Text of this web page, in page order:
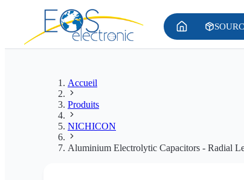
Accueil
Produits
NICHICON
Aluminium Electrolytic Capacitors - Radial